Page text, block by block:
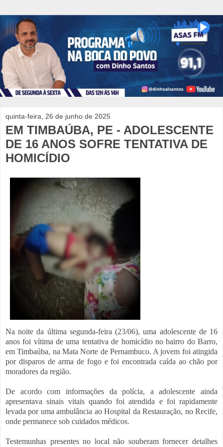
quinta-feira, 26 de junho de 2025
EM TIMBAÚBA, PE - ADOLESCENTE
DE 16 ANOS SOFRE TENTATIVA DE
HOMICÍDIO
Na noite da última segunda-feira (23/06), uma adolescente de 16
anos foi vítima de uma tentativa de homicídio no bairro do Barro,
em Timbaúba, na Mata Norte de Pernambuco. A jovem foi atingida
por disparos de arma de fogo e foi encontrada caída ao chão por
moradores da região.
De acordo com informações da polícia, a adolescente ainda
apresentava sinais vitais quando foi atendida e foi rapidamente
levada por uma ambulância ao Hospital da Restauração, no Recife,
onde permanece sob cuidados médicos.
Testemunhas presentes no local não souberam fornecer detalhes